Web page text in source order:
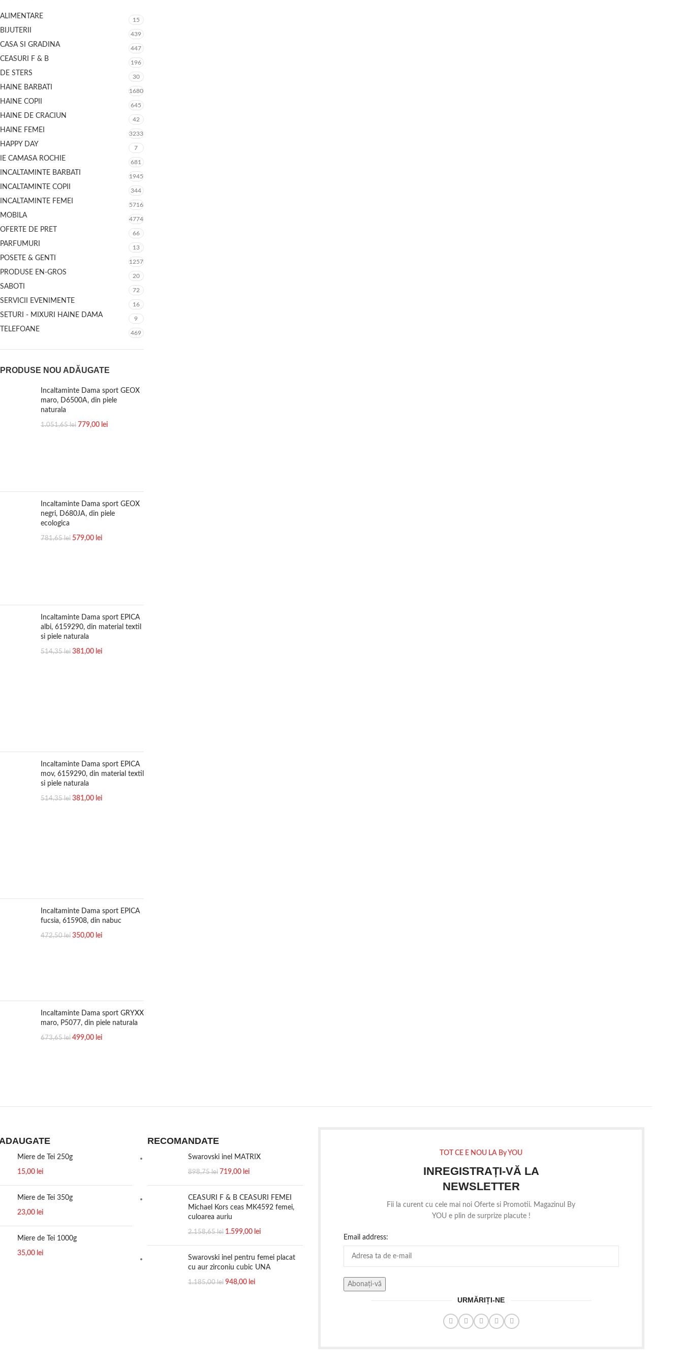
ALIMENTARE 15
BIJUTERII 439
CASA SI GRADINA 447
CEASURI F & B 196
DE STERS 30
HAINE BARBATI 1680
HAINE COPII 645
HAINE DE CRACIUN 42
HAINE FEMEI 3233
HAPPY DAY 7
IE CAMASA ROCHIE 681
INCALTAMINTE BARBATI 1945
INCALTAMINTE COPII 344
INCALTAMINTE FEMEI 5716
MOBILA 4774
OFERTE DE PRET 66
PARFUMURI 13
POSETE & GENTI 1257
PRODUSE EN-GROS 20
SABOTI 72
SERVICII EVENIMENTE 16
SETURI - MIXURI HAINE DAMA 9
TELEFOANE 469
PRODUSE NOU ADĂUGATE
Incaltaminte Dama sport GEOX
maro, D6500A, din piele
naturala
1.051,65lei 779,00 lei
Incaltaminte Dama sport GEOX
negri, D680JA, din piele
ecologica
781,65lei 579,00 lei
Incaltaminte Dama sport EPICA
albi, 6159290, din material textil
si piele naturala
514,35lei 381,00 lei
Incaltaminte Dama sport EPICA
mov, 6159290, din material textil
si piele naturala
514,35lei 381,00 lei
Incaltaminte Dama sport EPICA
fucsia, 615908, din nabuc
472,50lei 350,00 lei
Incaltaminte Dama sport GRYXX
maro, P5077, din piele naturala
673,65lei 499,00 lei
Miere de Tei 250g
15,00 lei
Miere de Tei 350g
23,00 lei
Miere de Tei 1000g
35,00 lei
RECOMANDATE
Swarovski inel MATRIX
898,75lei 719,00 lei
CEASURI F & B CEASURI FEMEI
Michael Kors ceas MK4592 femei,
culoarea auriu
2.158,65lei 1.599,00 lei
Swarovski inel pentru femei placat
cu aur zirconiu cubic UNA
1.185,00lei 948,00 lei
TOT CE E NOU LA By YOU
INREGISTRAȚI-VĂ LA
NEWSLETTER
Fii la curent cu cele mai noi Oferte si Promotii. Magazinul By
YOU e plin de surprize placute !
Email address:
URMĂRIȚI-NE